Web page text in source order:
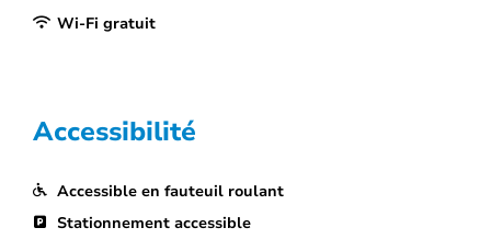
Wi-Fi gratuit
Accessibilité
Accessible en fauteuil roulant
Stationnement accessible